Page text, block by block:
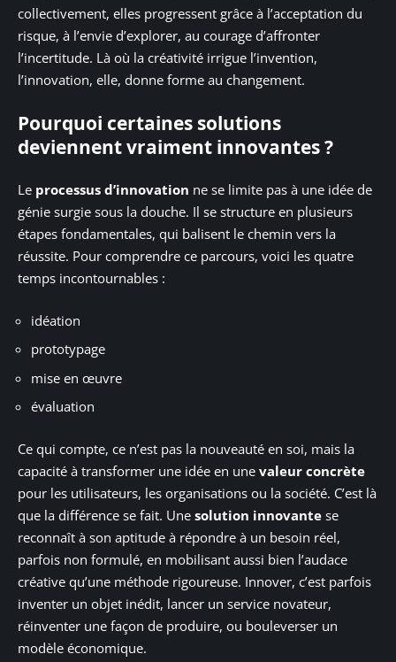
collectivement, elles progressent grâce à l’acceptation du
risque, à l’envie d’explorer, au courage d’affronter
l’incertitude. Là où la créativité irrigue l’invention,
l’innovation, elle, donne forme au changement.
Pourquoi certaines solutions
deviennent vraiment innovantes ?
Le processus d’innovation ne se limite pas à une idée de
génie surgie sous la douche. Il se structure en plusieurs
étapes fondamentales, qui balisent le chemin vers la
réussite. Pour comprendre ce parcours, voici les quatre
temps incontournables :
idéation
prototypage
mise en œuvre
évaluation
Ce qui compte, ce n’est pas la nouveauté en soi, mais la
capacité à transformer une idée en une valeur concrète
pour les utilisateurs, les organisations ou la société. C’est là
que la différence se fait. Une solution innovante se
reconnaît à son aptitude à répondre à un besoin réel,
parfois non formulé, en mobilisant aussi bien l’audace
créative qu’une méthode rigoureuse. Innover, c’est parfois
inventer un objet inédit, lancer un service novateur,
réinventer une façon de produire, ou bouleverser un
modèle économique.